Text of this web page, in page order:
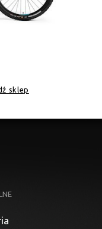
sklep